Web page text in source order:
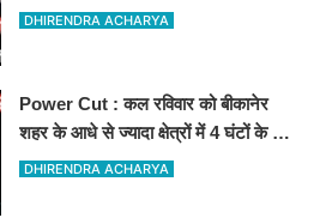
स्थल का लिया जायजा
DHIRENDRA ACHARYA
Power Cut : कल रविवार को बीकानेर
शहर के आधे से ज्यादा क्षेत्रों में 4 घंटों के लिए
बिजली रहेगी गुल
DHIRENDRA ACHARYA